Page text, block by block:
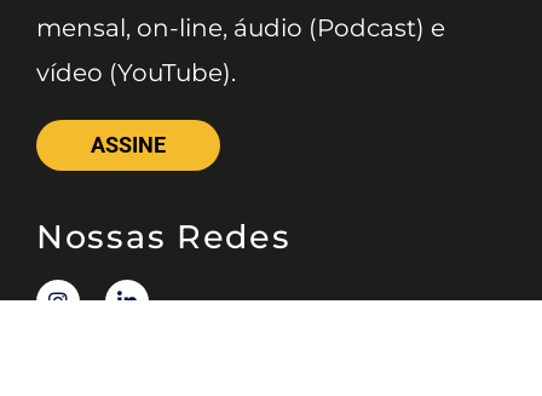
mensal, on-line, áudio (Podcast) e
vídeo (YouTube).
ASSINE
Nossas Redes